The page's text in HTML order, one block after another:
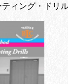
ィング・ドリ